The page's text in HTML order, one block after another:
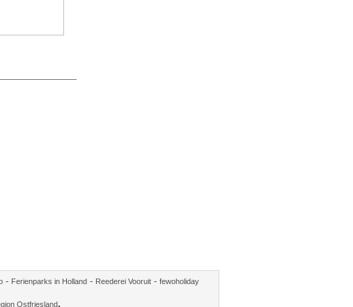
- Ferienparks in Holland- Reederei Vooruit- fewoholiday
Ostfriesland.